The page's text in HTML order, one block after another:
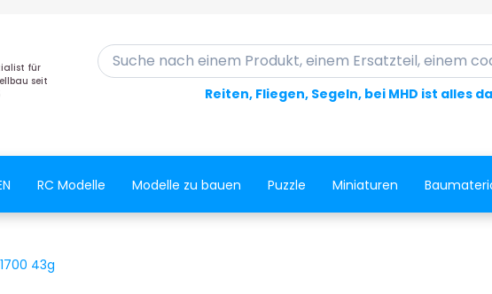
für
seit
Suche nach einem Produkt, einem Ersatzteil, einem
Reiten, Fliegen, Segeln, bei MHD ist alles
RC Modelle Modelle zu bauen Puzzle Miniaturen
43g